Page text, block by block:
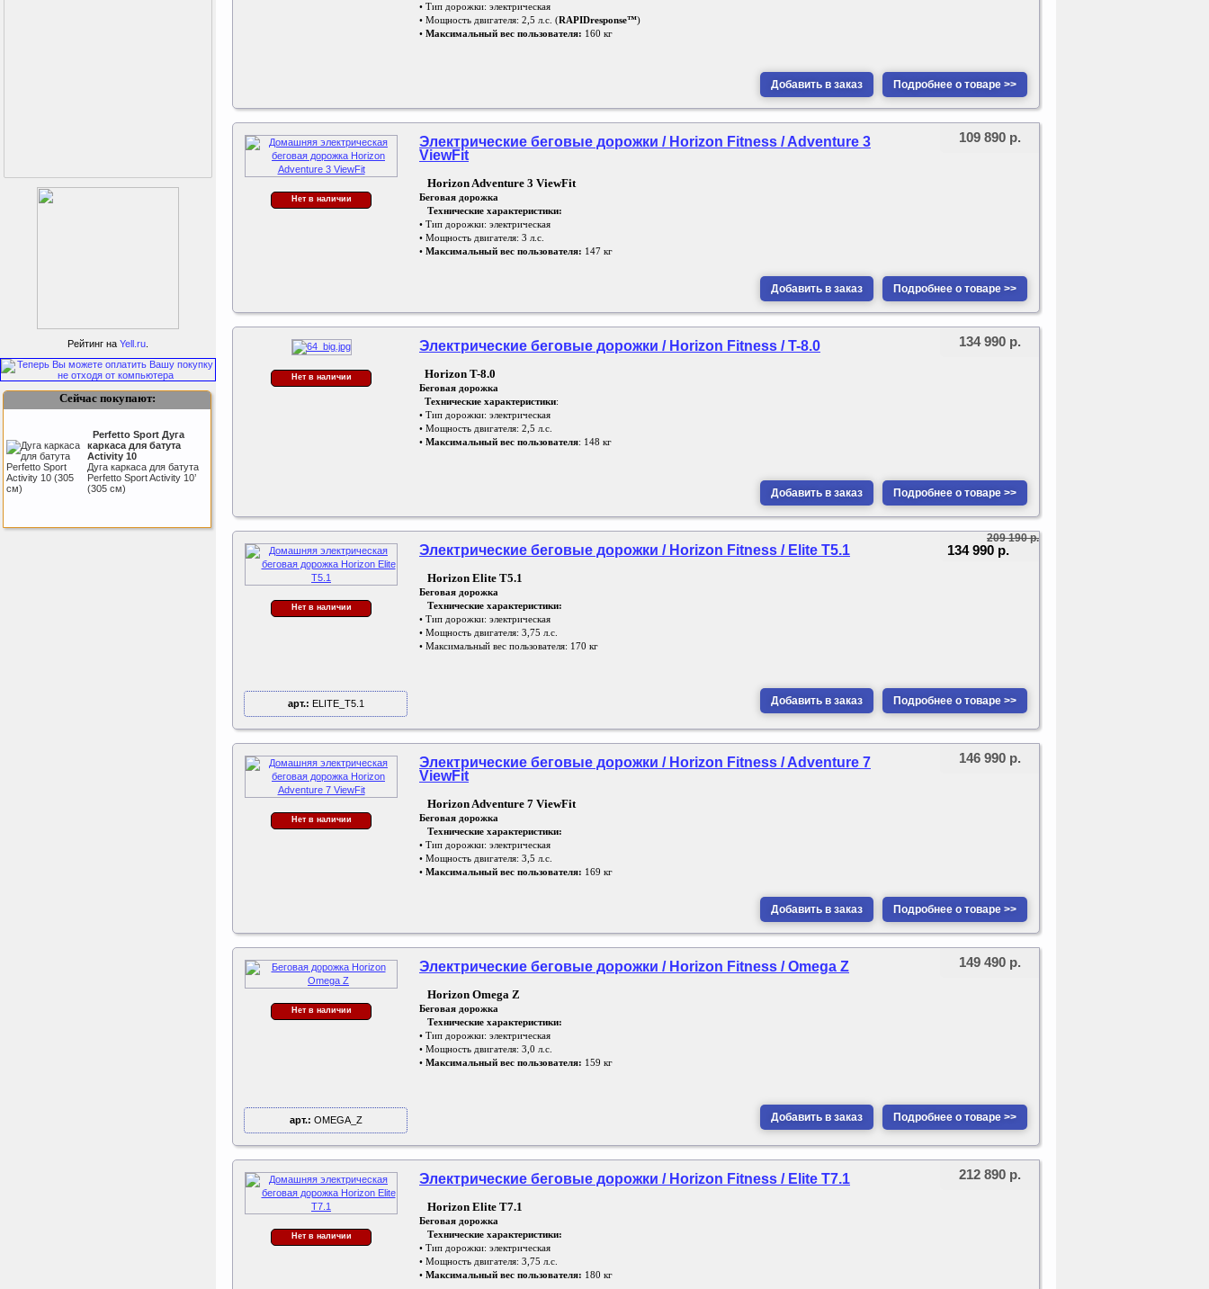
• Тип дорожки: электрическая
• Мощность двигателя: 2,5 л.с. (RAPIDresponse™)
• Максимальный вес пользователя: 160 кг
Добавить в заказ Подробнее о товаре >>
Нет в наличии
Электрические беговые дорожки / Horizon Fitness / Adventure 3
ViewFit
Horizon Adventure 3 ViewFit
Беговая дорожка
Технические характеристики:
• Тип дорожки: электрическая
• Мощность двигателя: 3 л.с.
• Максимальный вес пользователя: 147 кг
Добавить в заказ Подробнее о товаре >>
109 890 р.
Нет в наличии
Электрические беговые дорожки / Horizon Fitness / T-8.0
Horizon T-8.0
Беговая дорожка
Технические характеристики:
• Тип дорожки: электрическая
• Мощность двигателя: 2,5 л.с.
• Максимальный вес пользователя: 148 кг
Добавить в заказ Подробнее о товаре >>
134 990 р.
Нет в наличии
Электрические беговые дорожки / Horizon Fitness / Elite T5.1
Horizon Elite T5.1
Беговая дорожка
Технические характеристики:
• Тип дорожки: электрическая
• Мощность двигателя: 3,75 л.с.
• Максимальный вес пользователя: 170 кг
арт.: ELITE_T5.1 Добавить в заказ Подробнее о товаре >>
209 190 р.
134 990 р.
Нет в наличии
Электрические беговые дорожки / Horizon Fitness / Adventure 7
ViewFit
Horizon Adventure 7 ViewFit
Беговая дорожка
Технические характеристики:
• Тип дорожки: электрическая
• Мощность двигателя: 3,5 л.с.
• Максимальный вес пользователя: 169 кг
Добавить в заказ Подробнее о товаре >>
146 990 р.
Нет в наличии
Электрические беговые дорожки / Horizon Fitness / Omega Z
Horizon Omega Z
Беговая дорожка
Технические характеристики:
• Тип дорожки: электрическая
• Мощность двигателя: 3,0 л.с.
• Максимальный вес пользователя: 159 кг
арт.: OMEGA_Z Добавить в заказ Подробнее о товаре >>
149 490 р.
Нет в наличии
Электрические беговые дорожки / Horizon Fitness / Elite T7.1
Horizon Elite T7.1
Беговая дорожка
Технические характеристики:
• Тип дорожки: электрическая
• Мощность двигателя: 3,75 л.с.
• Максимальный вес пользователя: 180 кг
212 890 р.
Рейтинг на Yell.ru
Сейчас покупают:
Perfetto Sport Дуга
каркаса для батута
Activity 10
Дуга каркаса для батута
Perfetto Sport Activity 10’
(305 см)